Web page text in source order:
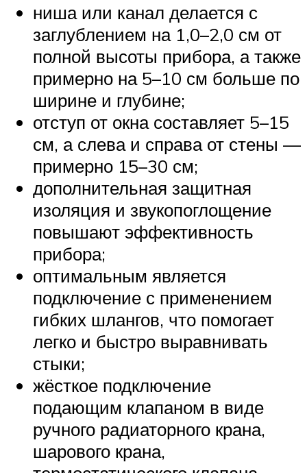
ниша или канал делается с
заглублением на 1,0–2,0 см от
полной высоты прибора, а также
примерно на 5–10 см больше по
ширине и глубине;
отступ от окна составляет 5–15
см, а слева и справа от стены —
примерно 15–30 см;
дополнительная защитная
изоляция и звукопоглощение
повышают эффективность
прибора;
оптимальным является
подключение с применением
гибких шлангов, что помогает
легко и быстро выравнивать
стыки;
жёсткое подключение
подающим клапаном в виде
ручного радиаторного крана,
шарового крана,